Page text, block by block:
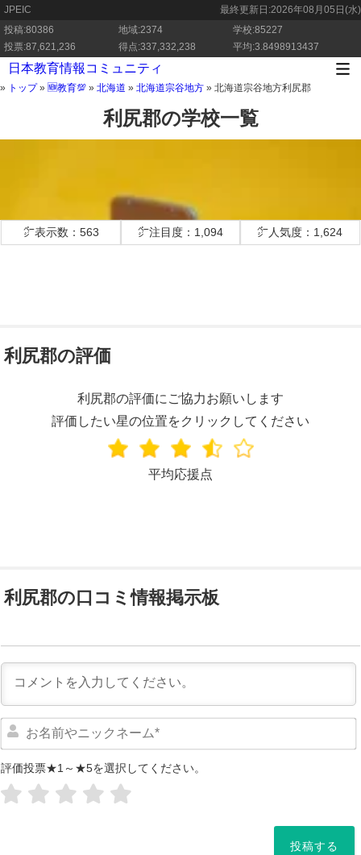
JPEIC 最終更新日:2026年08月05日(水)
投稿:80386
地域:2374
学校:85227
投票:87,621,236
得点:337,332,238 平均:3.8498913437
日本教育情報コミュニティ
» トップ» 🆕教育💯 » 北海道 » 北海道宗谷地方 » 北海道宗谷地方利尻郡
利尻郡の学校一覧
㌻表示数：563 ㌻注目度：1,094 ㌻人気度：1,624
利尻郡の評価
利尻郡の評価にご協力お願いします
評価したい星の位置をクリックしてください
平均応援点
利尻郡の口コミ情報掲示板
評価投票★1～★5を選択してください。